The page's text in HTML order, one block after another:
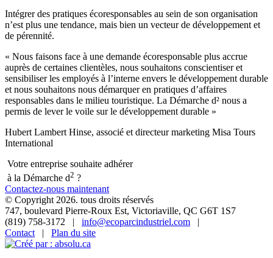
Intégrer des pratiques écoresponsables au sein de son organisation
n’est plus une tendance, mais bien un vecteur de développement et
de pérennité.
« Nous faisons face à une demande écoresponsable plus accrue
auprès de certaines clientèles, nous souhaitons conscientiser et
sensibiliser les employés à l’interne envers le développement durable
et nous souhaitons nous démarquer en pratiques d’affaires
responsables dans le milieu touristique. La Démarche d² nous a
permis de lever le voile sur le développement durable »
Hubert Lambert Hinse, associé et directeur marketing Misa Tours
International
Votre entreprise souhaite adhérer
à la Démarche d2 ?
Contactez-nous maintenant
© Copyright 2026. tous droits réservés
747, boulevard Pierre-Roux Est, Victoriaville, QC G6T 1S7
(819) 758-3172 | info@ecoparcindustriel.com |
Contact | Plan du site